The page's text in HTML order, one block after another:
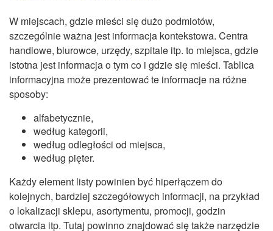
W miejscach, gdzie mieści się dużo podmiotów,
szczególnie ważna jest informacja kontekstowa. Centra
handlowe, biurowce, urzędy, szpitale itp. to miejsca, gdzie
istotna jest informacja o tym co i gdzie się mieści. Tablica
informacyjna może prezentować te informacje na różne
sposoby:
alfabetycznie,
według kategorii,
według odległości od miejsca,
według pięter.
Każdy element listy powinien być hiperłączem do
kolejnych, bardziej szczegółowych informacji, na przykład
o lokalizacji sklepu, asortymentu, promocji, godzin
otwarcia itp. Tutaj powinno znajdować się także narzędzie